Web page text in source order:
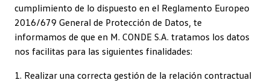
cumplimiento de lo dispuesto en el Reglamento Europeo
2016/679 General de Protección de Datos, te
informamos de que en M. CONDE S.A. tratamos los datos
nos facilitas para las siguientes finalidades:
1. Realizar una correcta gestión de la relación contractual